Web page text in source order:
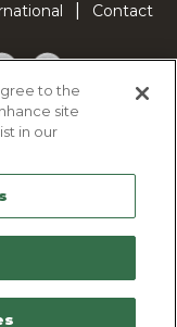
Contact
PinterestTikTok
to the
site
in our